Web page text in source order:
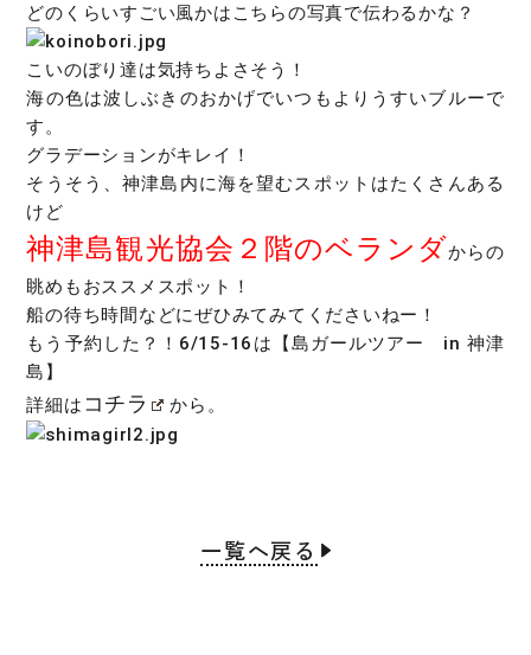
どのくらいすごい風かはこちらの写真で伝わるかな？
こいのぼり達は気持ちよさそう！
海の色は波しぶきのおかげでいつもよりうすいブルーで
す。
グラデーションがキレイ！
そうそう、神津島内に海を望むスポットはたくさんある
けど
神津島観光協会２階のベランダからの
眺めもおススメスポット！
船の待ち時間などにぜひみてみてくださいねー！
もう予約した？！6/15-16は【島ガールツアー in 神津
島】
詳細は コチラ から。
一覧へ戻る